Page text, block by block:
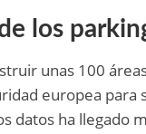
los
unas 100
europea
datos ha llegado